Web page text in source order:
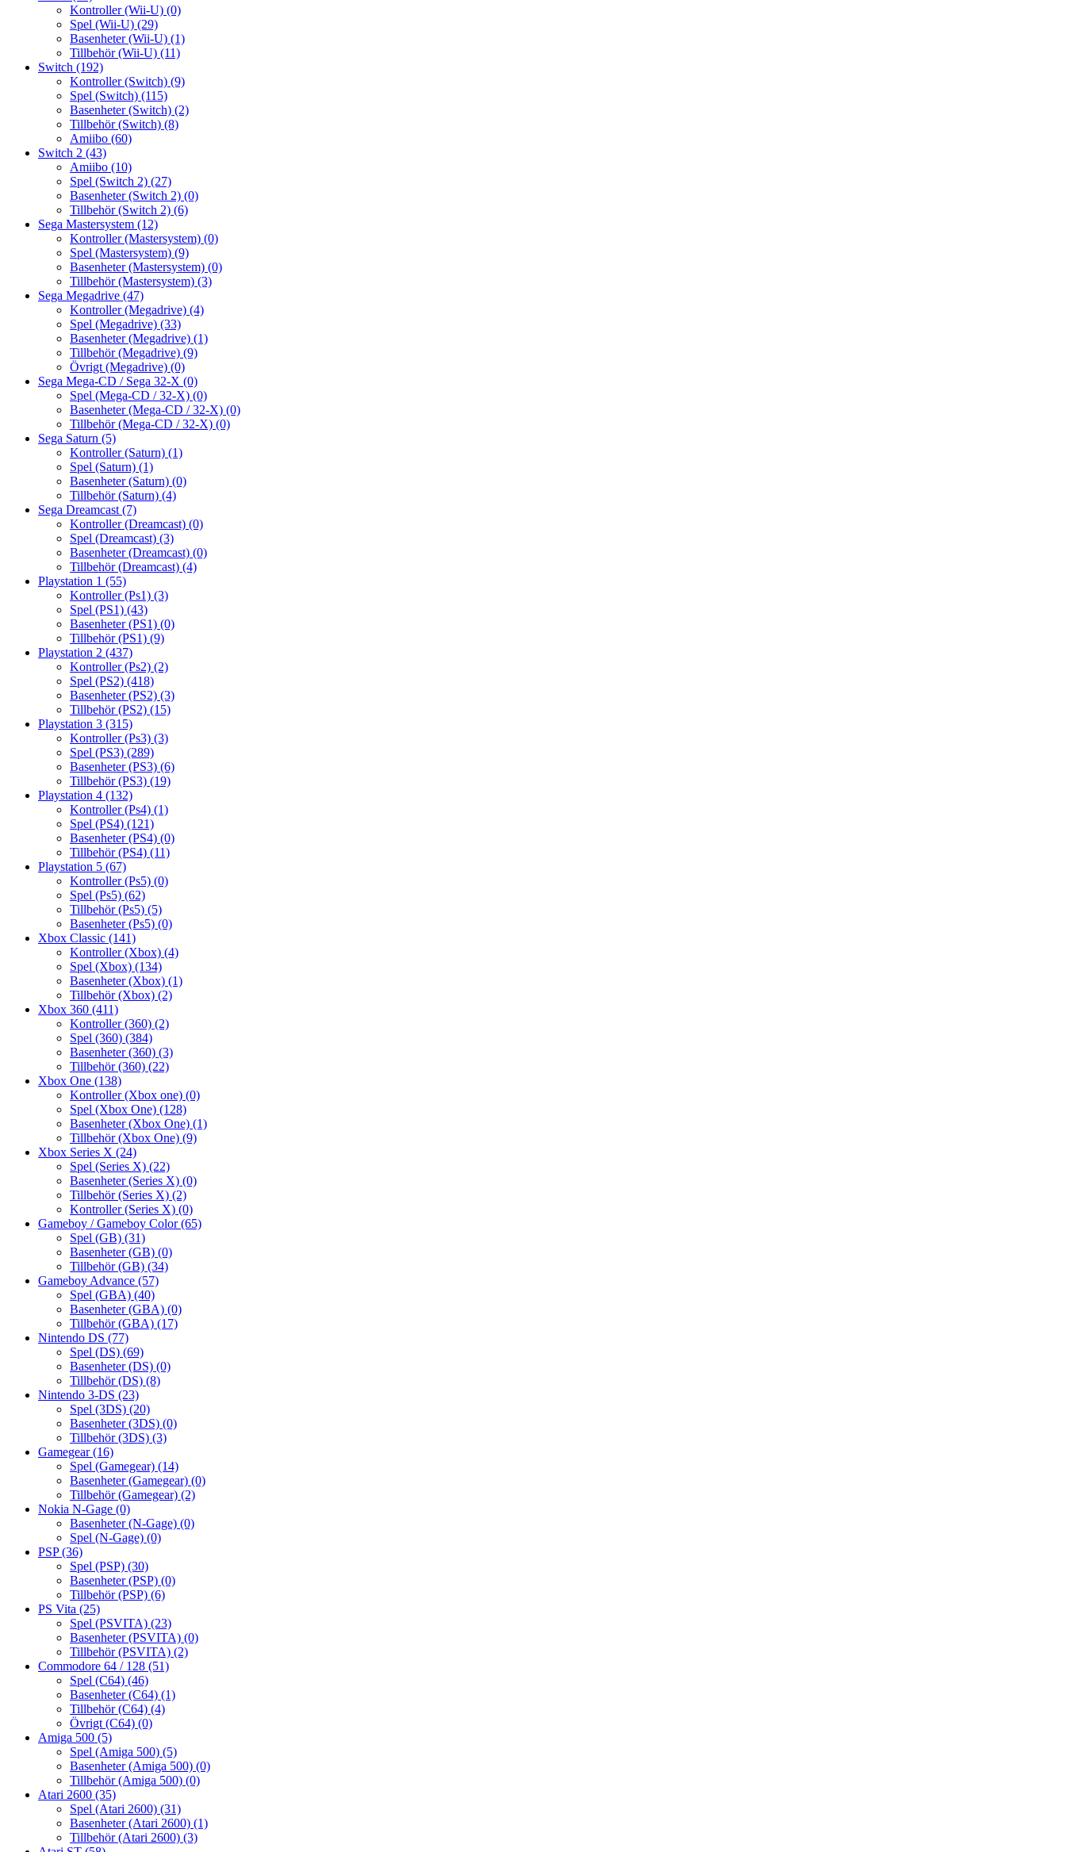
Kontroller (Wii-U) (0)
Spel (Wii-U) (29)
Basenheter (Wii-U) (1)
Tillbehör (Wii-U) (11)
Switch (192)
Kontroller (Switch) (9)
Spel (Switch) (115)
Basenheter (Switch) (2)
Tillbehör (Switch) (8)
Amiibo (60)
Switch 2 (43)
Amiibo (10)
Spel (Switch 2) (27)
Basenheter (Switch 2) (0)
Tillbehör (Switch 2) (6)
Sega Mastersystem (12)
Kontroller (Mastersystem) (0)
Spel (Mastersystem) (9)
Basenheter (Mastersystem) (0)
Tillbehör (Mastersystem) (3)
Sega Megadrive (47)
Kontroller (Megadrive) (4)
Spel (Megadrive) (33)
Basenheter (Megadrive) (1)
Tillbehör (Megadrive) (9)
Övrigt (Megadrive) (0)
Sega Mega-CD / Sega 32-X (0)
Spel (Mega-CD / 32-X) (0)
Basenheter (Mega-CD / 32-X) (0)
Tillbehör (Mega-CD / 32-X) (0)
Sega Saturn (5)
Kontroller (Saturn) (1)
Spel (Saturn) (1)
Basenheter (Saturn) (0)
Tillbehör (Saturn) (4)
Sega Dreamcast (7)
Kontroller (Dreamcast) (0)
Spel (Dreamcast) (3)
Basenheter (Dreamcast) (0)
Tillbehör (Dreamcast) (4)
Playstation 1 (55)
Kontroller (Ps1) (3)
Spel (PS1) (43)
Basenheter (PS1) (0)
Tillbehör (PS1) (9)
Playstation 2 (437)
Kontroller (Ps2) (2)
Spel (PS2) (418)
Basenheter (PS2) (3)
Tillbehör (PS2) (15)
Playstation 3 (315)
Kontroller (Ps3) (3)
Spel (PS3) (289)
Basenheter (PS3) (6)
Tillbehör (PS3) (19)
Playstation 4 (132)
Kontroller (Ps4) (1)
Spel (PS4) (121)
Basenheter (PS4) (0)
Tillbehör (PS4) (11)
Playstation 5 (67)
Kontroller (Ps5) (0)
Spel (Ps5) (62)
Tillbehör (Ps5) (5)
Basenheter (Ps5) (0)
Xbox Classic (141)
Kontroller (Xbox) (4)
Spel (Xbox) (134)
Basenheter (Xbox) (1)
Tillbehör (Xbox) (2)
Xbox 360 (411)
Kontroller (360) (2)
Spel (360) (384)
Basenheter (360) (3)
Tillbehör (360) (22)
Xbox One (138)
Kontroller (Xbox one) (0)
Spel (Xbox One) (128)
Basenheter (Xbox One) (1)
Tillbehör (Xbox One) (9)
Xbox Series X (24)
Spel (Series X) (22)
Basenheter (Series X) (0)
Tillbehör (Series X) (2)
Kontroller (Series X) (0)
Gameboy / Gameboy Color(65)
Spel (GB) (31)
Basenheter (GB) (0)
Tillbehör (GB) (34)
Gameboy Advance (57)
Spel (GBA) (40)
Basenheter (GBA) (0)
Tillbehör (GBA) (17)
Nintendo DS (77)
Spel (DS) (69)
Basenheter (DS) (0)
Tillbehör (DS) (8)
Nintendo 3-DS (23)
Spel (3DS) (20)
Basenheter (3DS) (0)
Tillbehör (3DS) (3)
Gamegear(16)
Spel (Gamegear) (14)
Basenheter (Gamegear) (0)
Tillbehör (Gamegear) (2)
Nokia N-Gage (0)
Basenheter (N-Gage) (0)
Spel (N-Gage) (0)
PSP(36)
Spel (PSP) (30)
Basenheter (PSP) (0)
Tillbehör (PSP) (6)
PS Vita (25)
Spel (PSVITA) (23)
Basenheter (PSVITA) (0)
Tillbehör (PSVITA) (2)
Commodore 64 / 128 (51)
Spel (C64) (46)
Basenheter (C64) (1)
Tillbehör (C64) (4)
Övrigt (C64) (0)
Amiga 500 (5)
Spel (Amiga 500) (5)
Basenheter (Amiga 500) (0)
Tillbehör (Amiga 500) (0)
Atari 2600 (35)
Spel (Atari 2600) (31)
Basenheter (Atari 2600) (1)
Tillbehör (Atari 2600) (3)